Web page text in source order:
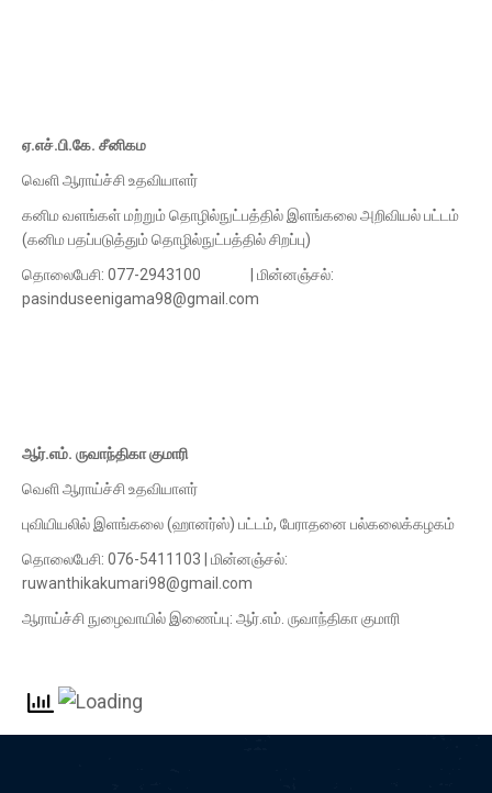
ஏ.எச்.பி.கே. சீனிகம
வெளி ஆராய்ச்சி உதவியாளர்
கனிம வளங்கள் மற்றும் தொழில்நுட்பத்தில் இளங்கலை அறிவியல் பட்டம்
(கனிம பதப்படுத்தும் தொழில்நுட்பத்தில் சிறப்பு)
தொலைபேசி: 077-2943100 | மின்னஞ்சல்:
pasinduseenigama98@gmail.com
ஆர்.எம். ருவாந்திகா குமாரி
வெளி ஆராய்ச்சி உதவியாளர்
புவியியலில் இளங்கலை (ஹானர்ஸ்) பட்டம், பேராதனை பல்கலைக்கழகம்
தொலைபேசி: 076-5411103 | மின்னஞ்சல்:
ruwanthikakumari98@gmail.com
ஆராய்ச்சி நுழைவாயில் இணைப்பு: ஆர்.எம். ருவாந்திகா குமாரி